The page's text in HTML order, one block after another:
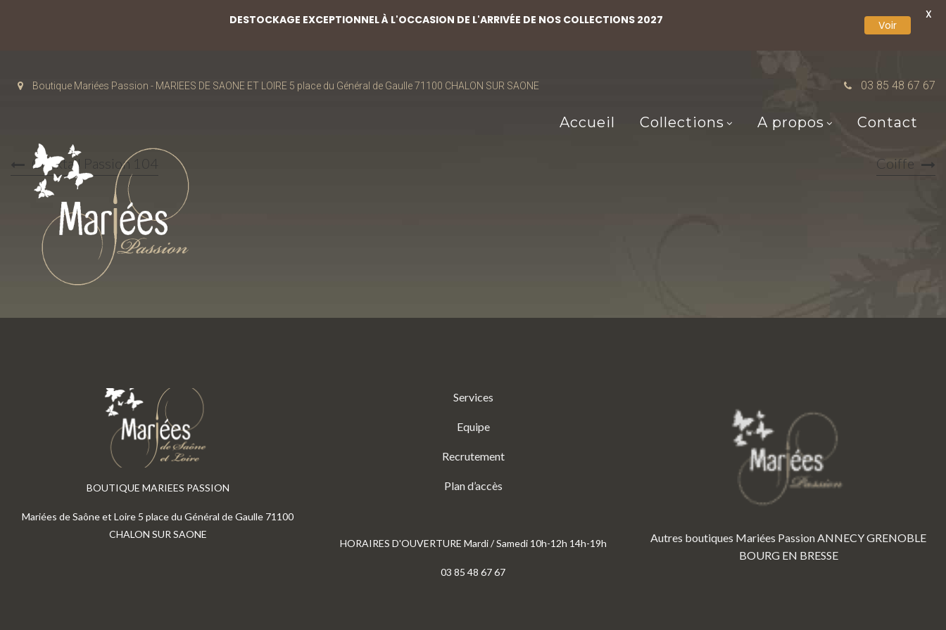
Boutique Mariées Passion - MARIEES DE SAONE ET LOIRE 5 place du Général de Gaulle 71100 CHALON SUR SAONE 03 85 48 67 67
Accueil Collections A propos Contact
Cocktail Passion 104 Coiffe
BOUTIQUE MARIEES PASSION
Mariées de Saône et Loire 5 place du Général de Gaulle 71100
CHALON SUR SAONE
Services
Equipe
Recrutement
Plan d’accès
HORAIRES D'OUVERTURE Mardi / Samedi 10h-12h 14h-19h
03 85 48 67 67
Autres boutiques Mariées PassionANNECYGRENOBLE
BOURG EN BRESSE
DESTOCKAGE EXCEPTIONNEL À L'OCCASION DE L'ARRIVÉE DE NOS COLLECTIONS 2027 Voir
X